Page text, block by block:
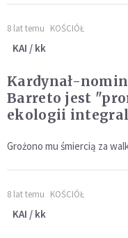
8 lat temu KOŚCIÓŁ
KAI / kk
Kardynał-
Barreto jest
ekologii
Grożono mu śmiercią za
8 lat temu KOŚCIÓŁ
KAI / kk